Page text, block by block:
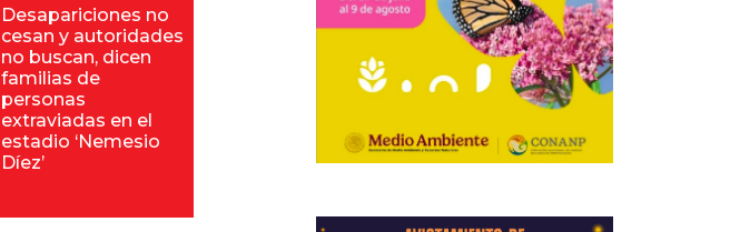
Desapariciones no
cesan y autoridades
no buscan, dicen
familias de
personas
extraviadas en el
estadio ‘Nemesio
Díez’